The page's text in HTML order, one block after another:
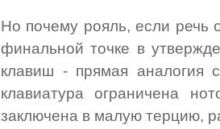
Но почему рояль, если речь
финальной точке в
клавиш - прямая аналогия
клавиатура ограничена
заключена в малую терцию,